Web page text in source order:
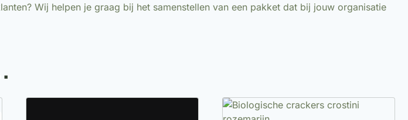
Wij helpen je graag bij het samenstellen van een pakket dat bij jouw organisatie